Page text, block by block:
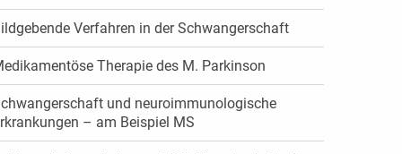
Verfahren in der Schwangerschaft
Therapie des M. Parkinson
und neuroimmunologische
– am Beispiel MS